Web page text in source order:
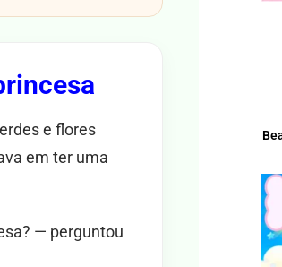
e flores
em ter uma
— perguntou